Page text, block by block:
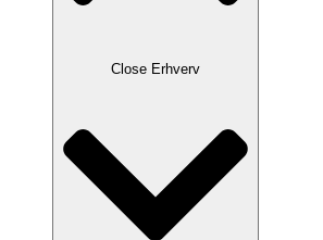
Close Erhverv